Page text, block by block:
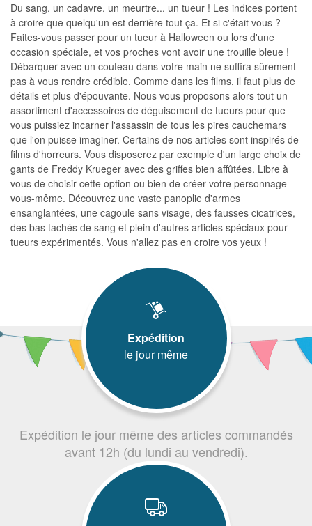
Du sang, un cadavre, un meurtre... un tueur ! Les indices portent
à croire que quelqu'un est derrière tout ça. Et si c'était vous ?
Faites-vous passer pour un tueur à Halloween ou lors d'une
occasion spéciale, et vos proches vont avoir une trouille bleue !
Débarquer avec un couteau dans votre main ne suffira sûrement
pas à vous rendre crédible. Comme dans les films, il faut plus de
détails et plus d'épouvante. Nous vous proposons alors tout un
assortiment d'accessoires de déguisement de tueurs pour que
vous puissiez incarner l'assassin de tous les pires cauchemars
que l'on puisse imaginer. Certains de nos articles sont inspirés de
films d'horreurs. Vous disposerez par exemple d'un large choix de
gants de Freddy Krueger avec des griffes bien affûtées. Libre à
vous de choisir cette option ou bien de créer votre personnage
vous-même. Découvrez une vaste panoplie d'armes
ensanglantées, une cagoule sans visage, des fausses cicatrices,
des bas tachés de sang et plein d'autres articles spéciaux pour
tueurs expérimentés. Vous n'allez pas en croire vos yeux !
Expédition
le jour même
Expédition le jour même des articles commandés
avant 12h (du lundi au vendredi).